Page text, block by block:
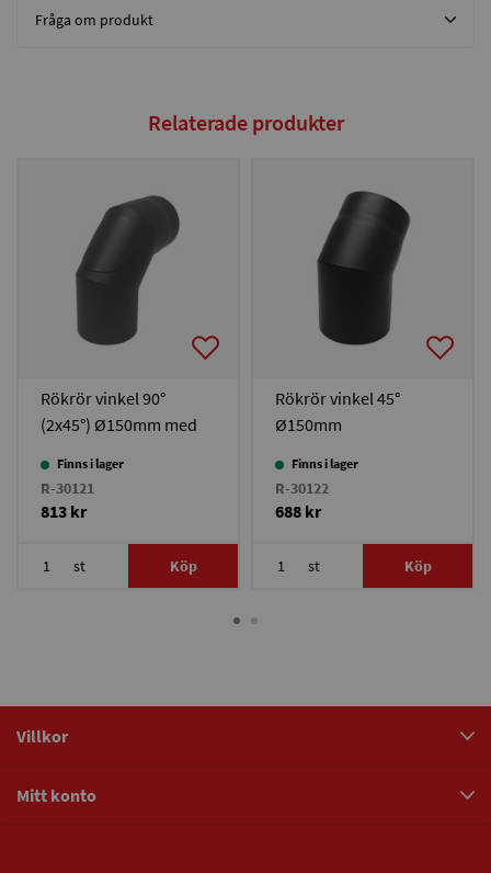
Fråga om produkt
Relaterade produkter
Rökrör vinkel 90°
(2x45°) Ø150mm med
Finns i lager
R-30121
813 kr
st Köp
Rökrör vinkel 45°
Ø150mm
Finns i lager
R-30122
688 kr
st Köp
Villkor
Mitt konto